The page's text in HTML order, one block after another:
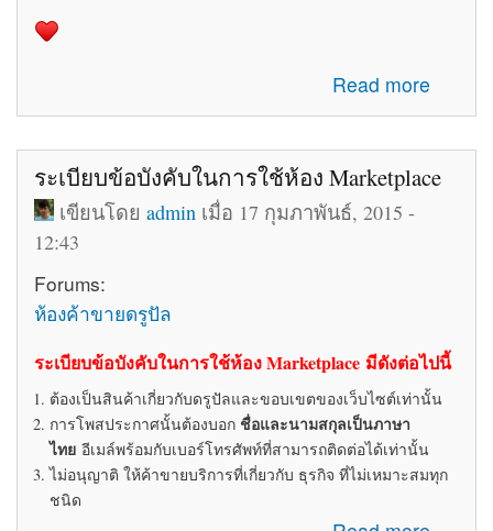
Read more
about รับสมัครทีมงานอัพเดทข่าวสารเกี่ยวกับ Drupal ใน
ประเทศไทย
ระเบียบข้อบังคับในการใช้ห้อง Marketplace
เขียนโดยadmin เมื่อ 17 กุมภาพันธ์, 2015 -
12:43
Forums:
ห้องค้าขายดรูปัล
ระเบียบข้อบังคับในการใช้ห้อง Marketplace มีดังต่อไปนี้
ต้องเป็นสินค้าเกี่ยวกับดรูปัลและขอบเขตของเว็บไซต์เท่านั้น
การโพสประกาศนั้นต้องบอก ชื่อและนามสกุลเป็นภาษา
ไทย อีเมล์พร้อมกับเบอร์โทรศัพท์ที่สามารถติดต่อได้เท่านั้น
ไม่อนุญาติ ให้ค้าขายบริการที่เกี่ยวกับ ธุรกิจ ที่ไม่เหมาะสมทุก
ชนิด